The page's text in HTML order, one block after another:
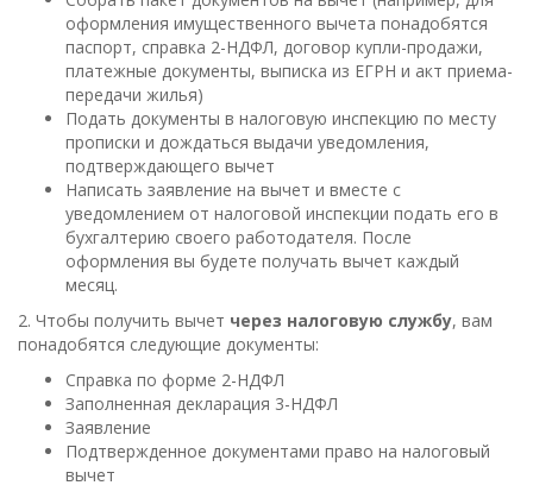
оформления имущественного вычета понадобятся
паспорт, справка 2-НДФЛ, договор купли-продажи,
платежные документы, выписка из ЕГРН и акт приема-
передачи жилья)
Подать документы в налоговую инспекцию по месту
прописки и дождаться выдачи уведомления,
подтверждающего вычет
Написать заявление на вычет и вместе с
уведомлением от налоговой инспекции подать его в
бухгалтерию своего работодателя. После
оформления вы будете получать вычет каждый
месяц.
2. Чтобы получить вычет через налоговую службу, вам
понадобятся следующие документы:
Справка по форме 2-НДФЛ
Заполненная декларация 3-НДФЛ
Заявление
Подтвержденное документами право на налоговый
вычет